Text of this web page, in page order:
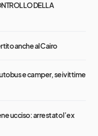
DELLA
anche al Cairo
e camper, sei vittime
ucciso: arrestato l’ex